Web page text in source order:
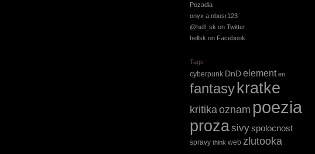
Pozadia
onyx a nbusr123
@hell_sk on Twitter
hellsk on Facebook
Tags
cyberpunk DnD element en
fantasykratke
kritikaoznam poezia
prozasivyspolocnost
spravy think web zlutooka